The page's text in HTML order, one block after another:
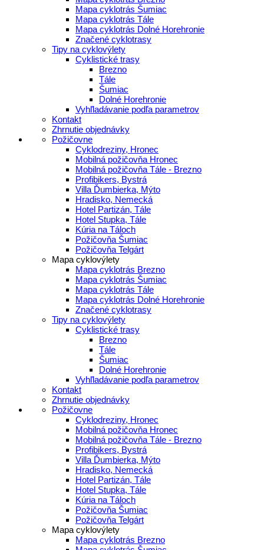
Mapa cyklotrás Šumiac
Mapa cyklotrás Tále
Mapa cyklotrás Dolné Horehronie
Značené cyklotrasy
Tipy na cyklovýlety
Cyklistické trasy
Brezno
Tále
Šumiac
Dolné Horehronie
Vyhľladávanie podľa parametrov
Kontakt
Zhrnutie objednávky
Požičovne
Cyklodreziny, Hronec
Mobilná požičovňa Hronec
Mobilná požičovňa Tále - Brezno
Profibikers, Bystrá
Villa Ďumbierka, Mýto
Hradisko, Nemecká
Hotel Partizán, Tále
Hotel Stupka, Tále
Kúria na Táloch
Požičovňa Šumiac
Požičovňa Telgárt
Mapa cyklovýlety
Mapa cyklotrás Brezno
Mapa cyklotrás Šumiac
Mapa cyklotrás Tále
Mapa cyklotrás Dolné Horehronie
Značené cyklotrasy
Tipy na cyklovýlety
Cyklistické trasy
Brezno
Tále
Šumiac
Dolné Horehronie
Vyhľladávanie podľa parametrov
Kontakt
Zhrnutie objednávky
Požičovne
Cyklodreziny, Hronec
Mobilná požičovňa Hronec
Mobilná požičovňa Tále - Brezno
Profibikers, Bystrá
Villa Ďumbierka, Mýto
Hradisko, Nemecká
Hotel Partizán, Tále
Hotel Stupka, Tále
Kúria na Táloch
Požičovňa Šumiac
Požičovňa Telgárt
Mapa cyklovýlety
Mapa cyklotrás Brezno